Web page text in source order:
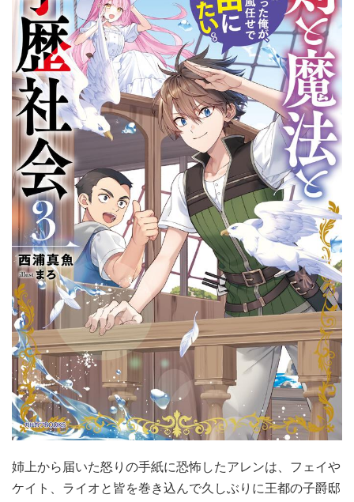
姉上から届いた怒りの手紙に恐怖したアレンは、フェイや
ケイト、ライオと皆を巻き込んで久しぶりに王都の子爵邸